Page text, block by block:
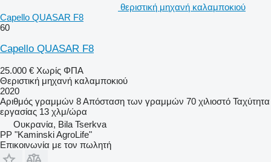
θεριστική μηχανή καλαμποκιού
Capello QUASAR F8
60
Capello QUASAR F8
25.000 € Χωρίς ΦΠΑ
Θεριστική μηχανή καλαμποκιού
2020
Αριθμός γραμμών 8Απόσταση των γραμμών 70 χιλιοστό Ταχύτητα
εργασίας 13 χλμ/ώρα
Ουκρανία, Bila Tserkva
PP "Kaminski AgroLife"
Επικοινωνία με τον πωλητή